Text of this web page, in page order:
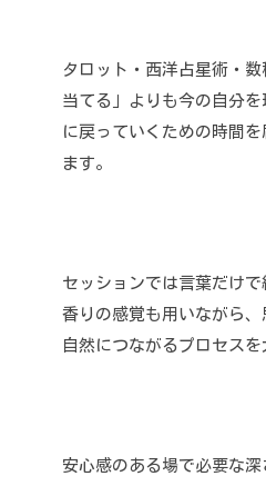
タロット・西洋占星術・
当てる」よりも今の自分
に戻っていくための時間
ます。
セッションでは言葉だけ
香りの感覚も用いながら
自然につながるプロセスを
安心感のある場で必要な